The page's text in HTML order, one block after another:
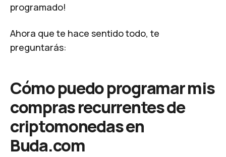
programado!
Ahora que te hace sentido todo, te
preguntarás:
Cómo puedo programar mis
compras recurrentes de
criptomonedas en
Buda.com